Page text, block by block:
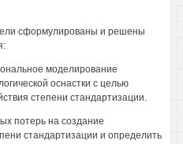
сформулированы и решены
моделирование
оснастки с целью
степени стандартизации.
потерь на создание
стандартизации и определить